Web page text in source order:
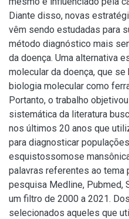
Diante disso, novas
vêm sendo estudadas para
método diagnóstico mais
da doença. Uma alternativa
molecular da doença, que
biologia molecular como
Portanto, o trabalho
sistemática da literatura
nos últimos 20 anos que
para diagnosticar
esquistossomose
palavras referentes ao tema
pesquisa Medline, Pubmed,
um filtro de 2000 a 2021.
selecionados aqueles que